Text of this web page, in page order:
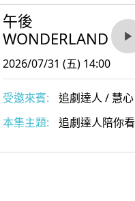
午後
WONDERLAND
2026/07/31 (五) 14:00
受邀來賓:
追劇達人 / 慧心
本集主題:
追劇達人陪你看